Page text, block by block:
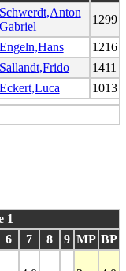
Schwerdt,Anton
Gabriel
1299
Engeln,Hans
1216
Sallandt,Frido
1411
Eckert,Luca 1013
1
6 7 8 9 MP BP